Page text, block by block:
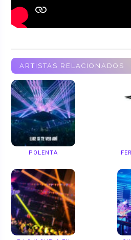
ARTISTAS RELACIONADOS
POLENTA